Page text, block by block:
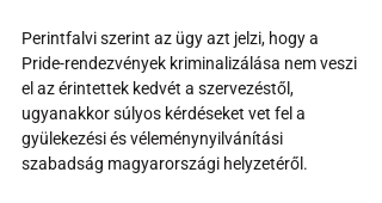
Perintfalvi szerint az ügy azt jelzi, hogy a
Pride-rendezvények kriminalizálása nem veszi
el az érintettek kedvét a szervezéstől,
ugyanakkor súlyos kérdéseket vet fel a
gyülekezési és véleménynyilvánítási
szabadság magyarországi helyzetéről.